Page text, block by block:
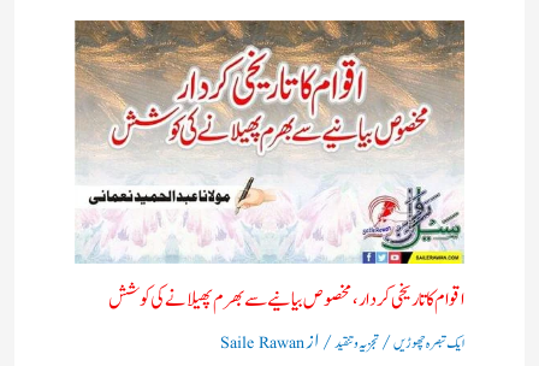
اقوام کا تاریخی کردار،مخصوص بیانیے سے بھرم پھیلانے کی کوشش
ایک تبصرہ چھوڑیں/تجزیہ و تنقید/ ازSaile Rawan